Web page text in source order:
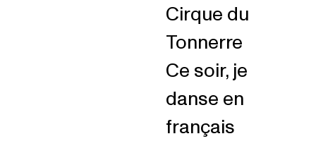
Cirque du
Tonnerre
Ce soir, je
danse en
français